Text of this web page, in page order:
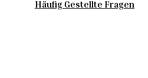
Häufig Gestellte Fragen